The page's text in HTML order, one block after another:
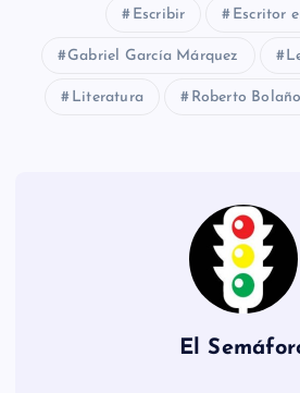
Escribir Escritor
Gabriel García Márquez
Literatura Roberto Bolaño
El